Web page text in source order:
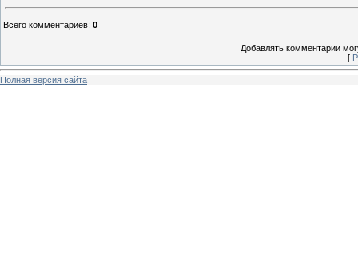
Всего комментариев: 0
Добавлять комментарии
[
Полная версия сайта